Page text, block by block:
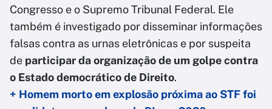
Congresso e o Supremo Tribunal Federal. Ele
também é investigado por disseminar informações
falsas contra as urnas eletrônicas e por suspeita
de participar da organização de um golpe contra
o Estado democrático de Direito.
+ Homem morto em explosão próxima ao STF foi